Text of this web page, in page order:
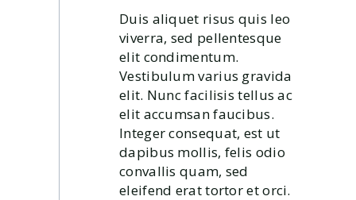
Duis aliquet risus quis leo
viverra, sed pellentesque
elit condimentum.
Vestibulum varius gravida
elit. Nunc facilisis tellus ac
elit accumsan faucibus.
Integer consequat, est ut
dapibus mollis, felis odio
convallis quam, sed
eleifend erat tortor et orci.